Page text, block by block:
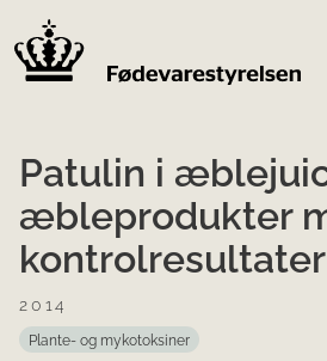
Patulin i
æbleprodukter
kontrolresultater
2014
Plante- og mykotoksiner